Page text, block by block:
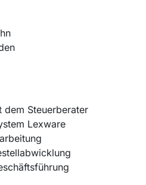
dem Steuerberater
Lexware